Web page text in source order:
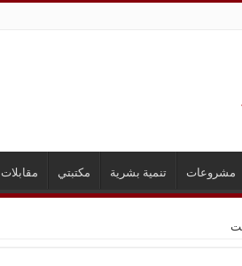
مشروعات تنمية بشرية مكتبتي مقابلات